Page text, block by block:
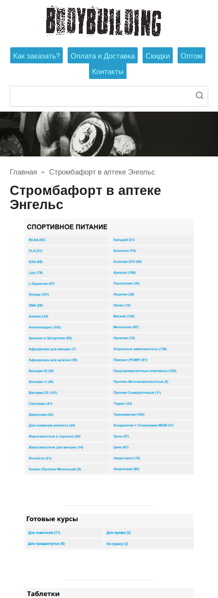
Как заказать? Оплата и Доставка Скидки
Оптом
Контакты
Главная » Стромбафорт в аптеке Энгельс
Стромбафорт в аптеке
Энгельс